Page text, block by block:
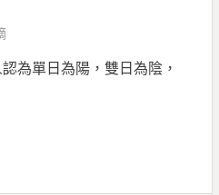
為單日為陽，雙日為陰，